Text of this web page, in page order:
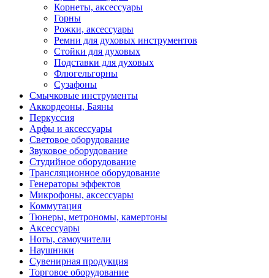
Корнеты, аксессуары
Горны
Рожки, аксессуары
Ремни для духовых инструментов
Стойки для духовых
Подставки для духовых
Флюгельгорны
Сузафоны
Смычковые инструменты
Аккордеоны, Баяны
Перкуссия
Арфы и аксессуары
Световое оборудование
Звуковое оборудование
Студийное оборудование
Трансляционное оборудование
Генераторы эффектов
Микрофоны, аксессуары
Коммутация
Тюнеры, метрономы, камертоны
Аксессуары
Ноты, самоучители
Наушники
Сувенирная продукция
Торговое оборудование